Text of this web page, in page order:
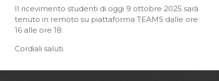
Il ricevimento studenti di oggi 9 ottobre 2025 sarà
tenuto in remoto su piattaforma TEAMS dalle ore
16 alle ore 18.
Cordiali saluti.